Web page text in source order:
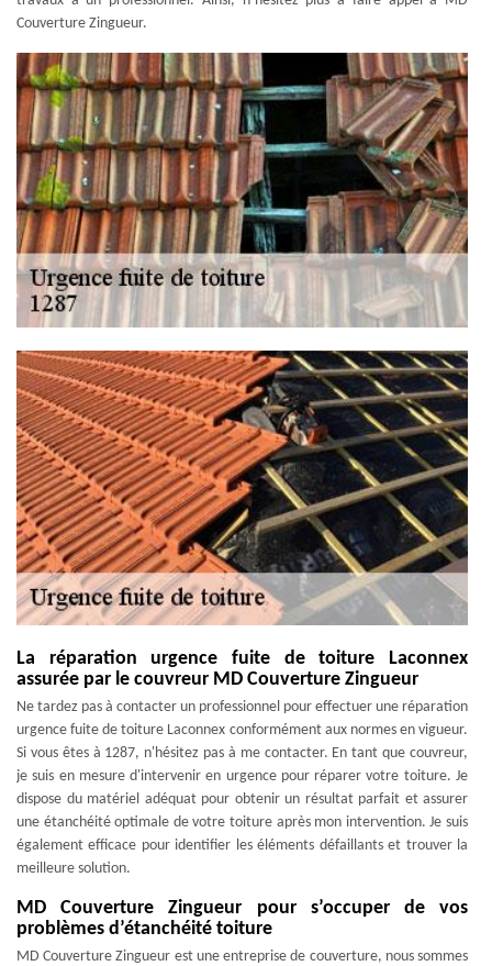
Couverture Zingueur.
La réparation urgence fuite de toiture Laconnex
assurée par le couvreur MD Couverture Zingueur
Ne tardez pas à contacter un professionnel pour effectuer une réparation
urgence fuite de toiture Laconnex conformément aux normes en vigueur.
Si vous êtes à 1287, n'hésitez pas à me contacter. En tant que couvreur,
je suis en mesure d'intervenir en urgence pour réparer votre toiture. Je
dispose du matériel adéquat pour obtenir un résultat parfait et assurer
une étanchéité optimale de votre toiture après mon intervention. Je suis
également efficace pour identifier les éléments défaillants et trouver la
meilleure solution.
MD Couverture Zingueur pour s’occuper de vos
problèmes d’étanchéité toiture
MD Couverture Zingueur est une entreprise de couverture, nous sommes